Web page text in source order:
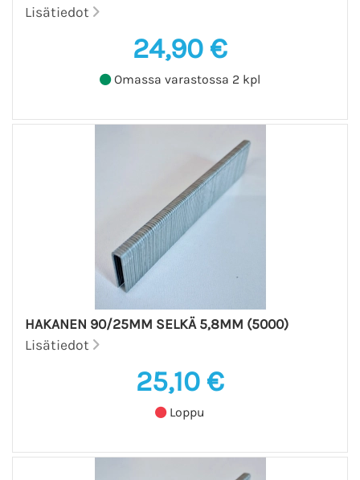
Lisätiedot
24,90 €
Omassa varastossa 2 kpl
HAKANEN 90/25MM SELKÄ 5,8MM (5000)
Lisätiedot
25,10 €
Loppu